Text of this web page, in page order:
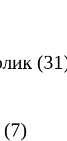
(31
(7)